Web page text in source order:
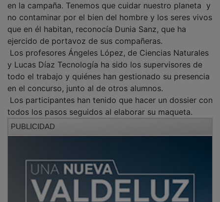
en la campaña. Tenemos que cuidar nuestro planeta y
no contaminar por el bien del hombre y los seres vivos
que en él habitan, reconocía Dunia Sanz, que ha
ejercido de portavoz de sus compañeras.
Los profesores Ángeles López, de Ciencias Naturales
y Lucas Díaz Tecnología ha sido los supervisores de
todo el trabajo y quiénes han gestionado su presencia
en el concurso, junto al de otros alumnos.
Los participantes han tenido que hacer un dossier con
todos los pasos seguidos al elaborar su maqueta.
PUBLICIDAD